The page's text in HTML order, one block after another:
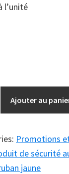
l’unité
Ajouter au
Promotions
de sécurité
jaune